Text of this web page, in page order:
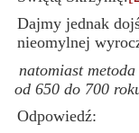
Dajmy jednak
nieomylnej
natomiast
od 650 do 700
Odpowiedź: